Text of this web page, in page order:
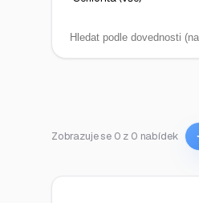
Zobrazuje se 0 z 0 nabídek